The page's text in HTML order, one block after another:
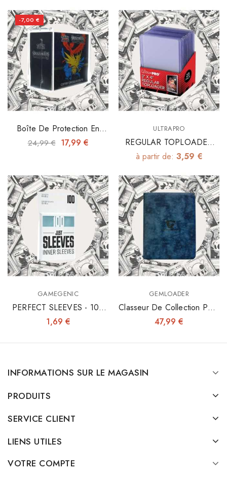
-7,00 €
Boîte De Protection En
Acrylique 4mm Pour ETB
24,99 € 17,99 €
ULTRAPRO
REGULAR TOPLOADER
3"x4" X25
à partir de: 3,59 €
GAMEGENIC
PERFECT SLEEVES - 100
INNER SLEEVES 64X89
1,69 €
GEMLOADER
Classeur De Collection Pour
Toploaders 3"x4"
47,99 €
INFORMATIONS SUR LE MAGASIN
PRODUITS
SERVICE CLIENT
LIENS UTILES
VOTRE COMPTE